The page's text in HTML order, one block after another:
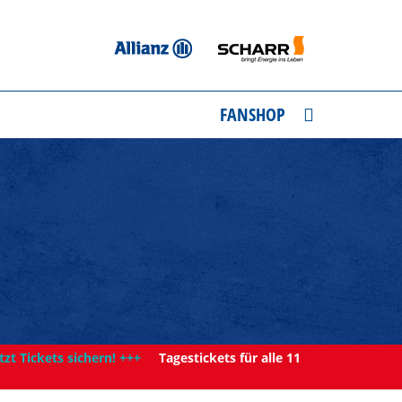
FANSHOP
Tickets sichern! +++ Tagestickets für alle 11